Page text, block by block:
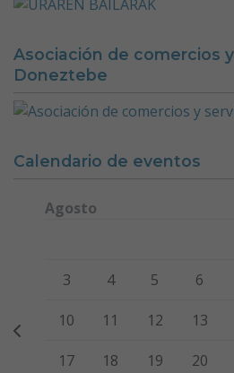
Asociación de comercios
Doneztebe
Calendario de eventos
Agosto
3 4 5 6
10 11 12 13
17 18 19 20